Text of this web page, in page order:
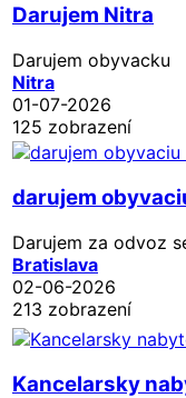
Darujem Nitra
Darujem obyvacku
Nitra
01-07-2026
125 zobrazení
darujem
Darujem za odvoz
Bratislava
02-06-2026
213 zobrazení
Kancelarsky